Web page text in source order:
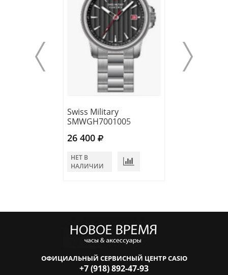
Swiss Military
SMWGH7001005
26 400
НЕТ В
НАЛИЧИИ
ОФИЦИАЛЬНЫЙ СЕРВИСНЫЙ ЦЕНТР CASIO
+7 (918) 892-47-93